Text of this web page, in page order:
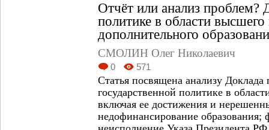
Отчёт или анализ проблем?
политике в области
дополнительного
СМОЛИН Олег Николаевич
0 571
Статья посвящена анализу Доклада
государственной политике в
включая ее достижения и
недофинансирование образования;